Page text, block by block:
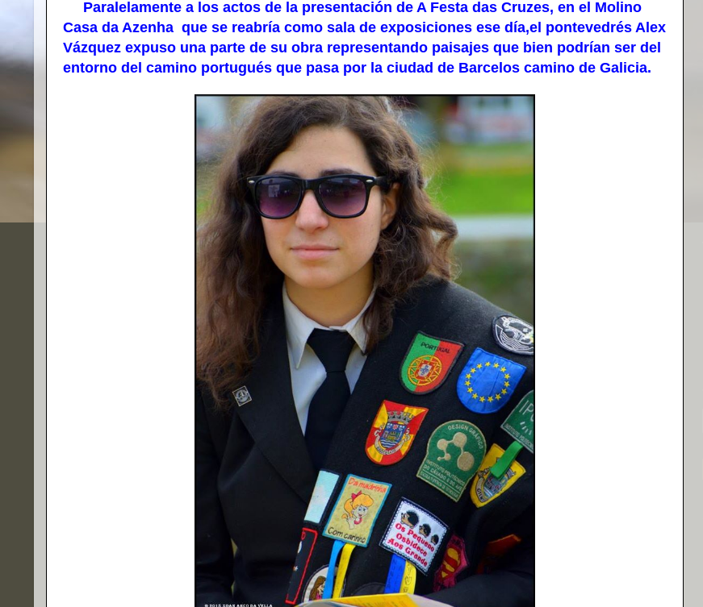
Paralelamente a los actos de la presentación de A Festa das Cruzes, en el Molino
Casa da Azenha que se reabría como sala de exposiciones ese día,el pontevedrés Alex
Vázquez expuso una parte de su obra representando paisajes que bien podrían ser del
entorno del camino portugués que pasa por la ciudad de Barcelos camino de Galicia.